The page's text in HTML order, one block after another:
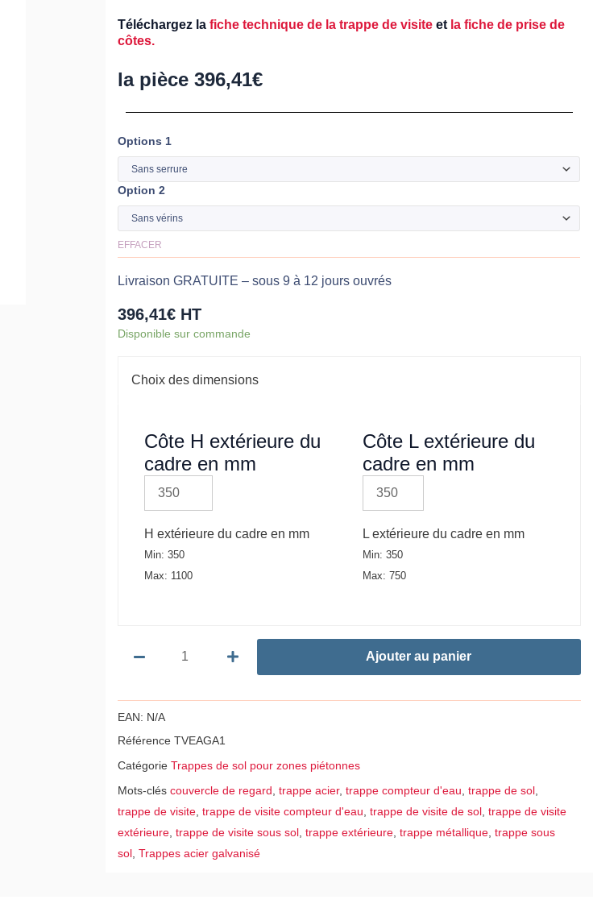
Téléchargez lafiche technique de la trappe de visite et la fiche de prise de
côtes.
la pièce396,41€
Options 1
Option 2
EFFACER
Livraison GRATUITE – sous 9 à 12 jours ouvrés
396,41€ HT
Disponible sur commande
Choix des dimensions
Côte H extérieure du
cadre en mm
H extérieure du cadre en mm
Min: 350
Max: 1100
Côte L extérieure du
cadre en mm
L extérieure du cadre en mm
Min: 350
Max: 750
Trappe
de
-
1
ouvrant
axe
Ajouter au panier
EAN: N/A
RéférenceTVEAGA1
Catégorie Trappes de sol pour zones piétonnes
Mots-clés couvercle de regard ,trappe acier,trappe compteur d'eau ,trappe de sol
trappe de visite ,trappe de visite compteur d'eau ,trappe de visite de sol ,trappe de visite
extérieure ,trappe de visite sous sol ,trappe extérieure ,trappe métallique ,trappe sous
sol ,Trappes acier galvanisé